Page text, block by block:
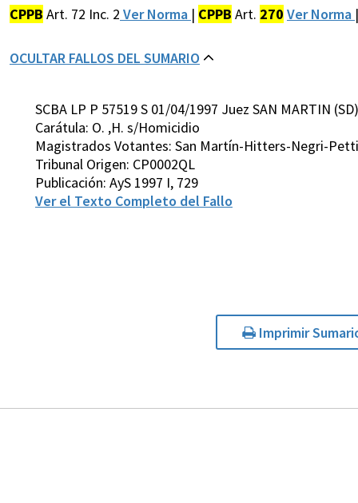
CPPB Art. 72 Inc. 2 Ver Norma | CPPB Art. 270 Ver Norma |
OCULTAR FALLOS DEL SUMARIO
SCBA LP P 57519 S 01/04/1997 Juez SAN MARTIN (SD)
Carátula: O. ,H. s/Homicidio
Magistrados Votantes: San Martín-Hitters-Negri-
Tribunal Origen: CP0002QL
Publicación: AyS 1997 I, 729
Ver el Texto Completo del Fallo
Imprimir